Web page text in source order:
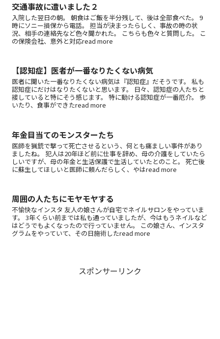
交通事故に遭いました２
入院した翌日の朝。 朝食はご飯を半分残して、後は全部食べた。 9
時にソニー損保から電話。 担当が決まったらしく、事故の時の状
況、相手の連絡先など色々聞かれた。 こちらも色々と質問した。 こ
の保険会社、意外と対応read more
【認知症】医者が一番なりたくない病気
医者に聞いた一番なりたくない病気は『認知症』だそうです。 私も
認知症にだけはなりたくないと思います。 日々、認知症の人たちと
接していると特にそう感じます。 特に動ける認知症が一番厄介。 歩
いたり、食事ができたread more
年金目当てのモンスターたち
医師を猟銃で撃って死亡させるという、何とも痛ましい事件があり
ましたね。 犯人は20年ほど前に仕事を辞め、母の介護をしていたら
しいですが、母の年金と生活保護で生活していたとのこと。 死亡後
に蘇生してほしいと医師に頼んだらしく、やはread more
周囲の人たちにモヤモヤする
不愉快なインスタ 友人の娘さんが自宅でネイルサロンをやっていま
す。 3年くらい前までは私も通っていましたが、今はもうネイルなど
はどうでもよくなったので行っていません。 この娘さん、インスタ
グラムをやっていて、その日施術したread more
スポンサーリンク